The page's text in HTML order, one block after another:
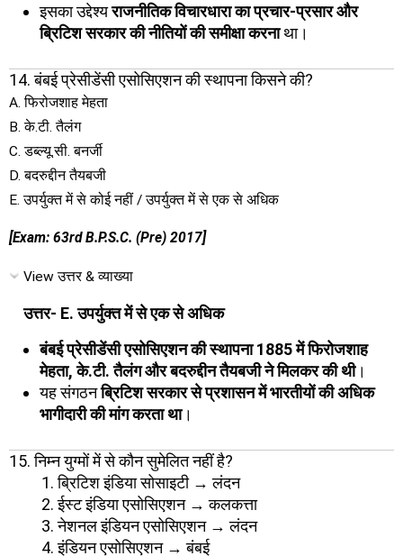
इसका उद्देश्यराजनीतिक विचारधारा का प्रचार-प्रसार और
ब्रिटिश सरकार की नीतियों की समीक्षा करनाथा।
14. बंबई प्रेसीडेंसी एसोसिएशन की स्थापना किसने की?
A. फिरोजशाह मेहता
B. के.टी. तैलंग
C. डब्ल्यू.सी. बनर्जी
D. बदरुद्दीन तैयबजी
E. उपर्युक्त में से कोई नहीं / उपर्युक्त में से एक से अधिक
[Exam: 63rd B.P.S.C. (Pre) 2017]
View उत्तर & व्याख्या
उत्तर- E. उपर्युक्त में से एक से अधिक
बंबई प्रेसीडेंसी एसोसिएशन की स्थापना 1885 में फिरोजशाह
मेहता, के.टी. तैलंग और बदरुद्दीन तैयबजी ने मिलकर की थी।
यह संगठनब्रिटिश सरकार से प्रशासन में भारतीयों की अधिक
भागीदारी की मांग करता था।
15. निम्न युग्मों में से कौन सुमेलित नहीं है?
ब्रिटिश इंडिया सोसाइटी → लंदन
ईस्ट इंडिया एसोसिएशन → कलकत्ता
नेशनल इंडियन एसोसिएशन → लंदन
इंडियन एसोसिएशन → बंबई